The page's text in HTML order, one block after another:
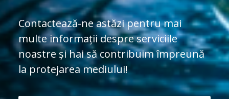
Contactează-ne astăzi pentru mai
multe informații despre serviciile
noastre și hai să contribuim împreună
la protejarea mediului!